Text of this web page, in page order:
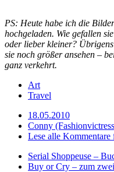
PS: Heute habe ich die
hochgeladen. Wie gefallen
oder lieber kleiner?
sie noch größer ansehen –
ganz verkehrt.
Art
Travel
18.05.2010
Conny
Lese alle Kommentare
Serial Shoppeuse –
Buy or Cry – zum